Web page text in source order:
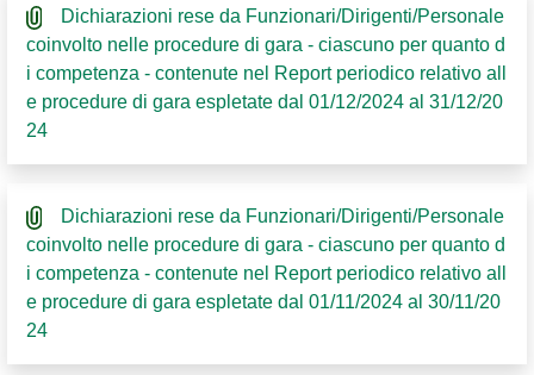
Dichiarazioni rese da Funzionari/Dirigenti/Personale
coinvolto nelle procedure di gara - ciascuno per quanto d
i competenza - contenute nel Report periodico relativo all
e procedure di gara espletate dal 01/12/2024 al 31/12/20
24
Dichiarazioni rese da Funzionari/Dirigenti/Personale
coinvolto nelle procedure di gara - ciascuno per quanto d
i competenza - contenute nel Report periodico relativo all
e procedure di gara espletate dal 01/11/2024 al 30/11/20
24